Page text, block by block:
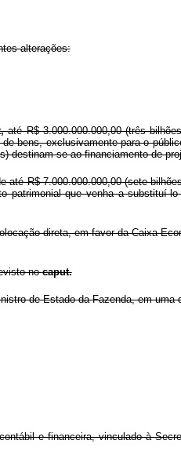
alterações:
até R$ 3.000.000.000,00 (três
bens, exclusivamente para o
destinam-se ao financiamento de
R$ 7.000.000.000,00 (sete
que venha a
direta, em favor da Caixa
nocaput.
de Estado da Fazenda, em
e financeira, vinculado à